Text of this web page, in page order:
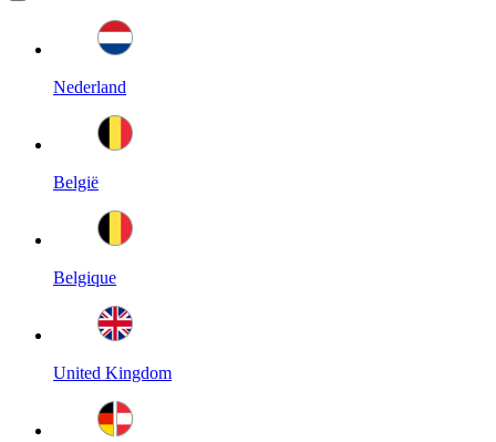
Nederland
België
Belgique
United Kingdom